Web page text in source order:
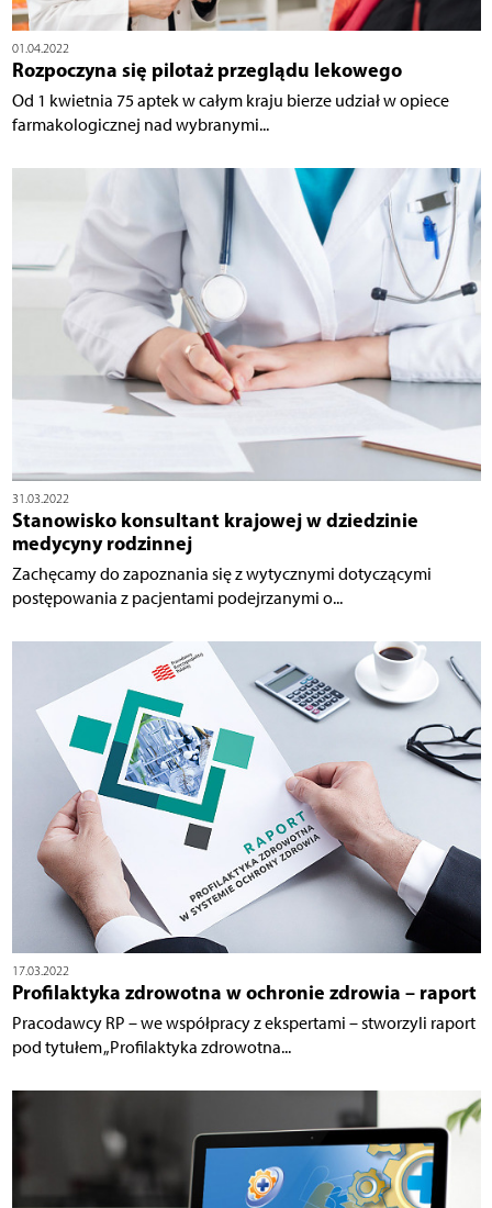
01.04.2022
Rozpoczyna się pilotaż przeglądu lekowego
Od 1 kwietnia 75 aptek w całym kraju bierze udział w opiece
farmakologicznej nad wybranymi...
31.03.2022
Stanowisko konsultant krajowej w dziedzinie
medycyny rodzinnej
Zachęcamy do zapoznania się z wytycznymi dotyczącymi
postępowania z pacjentami podejrzanymi o...
17.03.2022
Profilaktyka zdrowotna w ochronie zdrowia – raport
Pracodawcy RP – we współpracy z ekspertami – stworzyli raport
pod tytułem „Profilaktyka zdrowotna...